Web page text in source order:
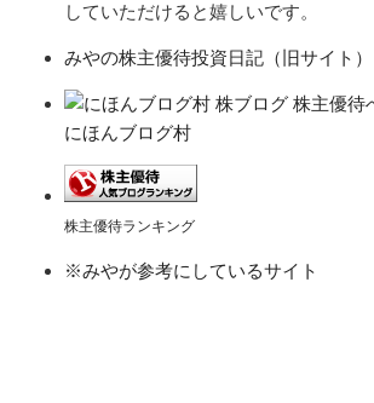
していただけると嬉しいです。
みやの株主優待投資日記（旧サイト）
にほんブログ村
株主優待ランキング
※みやが参考にしているサイト